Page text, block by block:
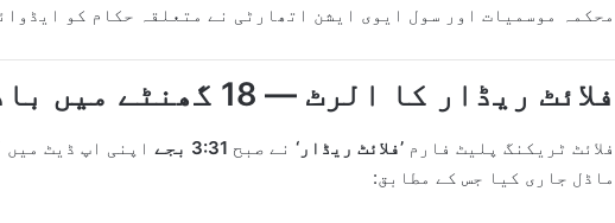
محکمہ موسمیات اور سول ایوی ایشن اتھارٹی نے متعلقہ حکام کو
فلائٹ ریڈار کا الرٹ — 18 گھنٹے میں بادل پاکستان کے قریب
فلائٹ ٹریکنگ پلیٹ فارم ’فلائٹ ریڈار‘ نے صبح 3:31 بجے
اپنی اپ ڈیٹ
ماڈل جاری کیا جس کے مطابق: